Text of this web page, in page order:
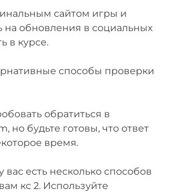
сайтом игры и
на обновления в социальных
в курсе.
способы проверки
обратиться в
но будьте готовы, что ответ
время.
вас есть несколько способов
кс 2. Используйте